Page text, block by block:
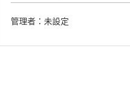
管理者：未設定